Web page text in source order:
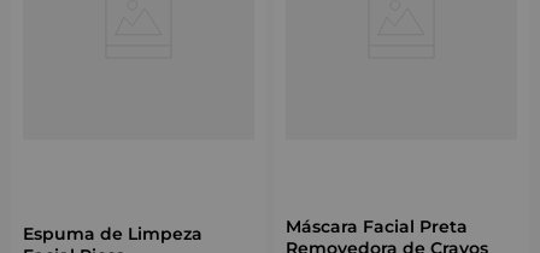
Espuma de Limpeza
Máscara Facial Preta
Removedora de Cravos